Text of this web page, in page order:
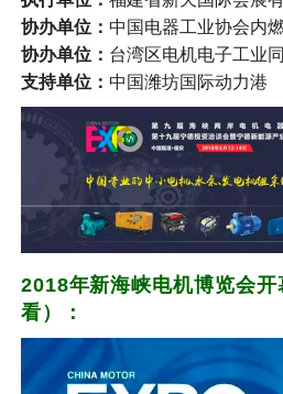
协办单位： 中国电器工业协会内
协办单位： 台湾区电机电子工业
支持单位： 中国潍坊国际动力港
2018年新海峡电机博览会
看）：